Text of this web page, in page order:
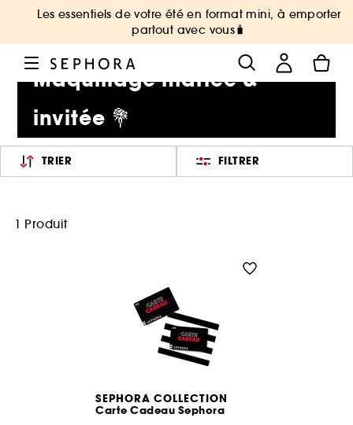
Les essentiels de votre été en format mini, à emporter
partout avec vous🧳
Maquillage mariée &
invitée 💐
TRIER FILTRER
1 Produit
SEPHORA COLLECTION
Carte Cadeau Sephora